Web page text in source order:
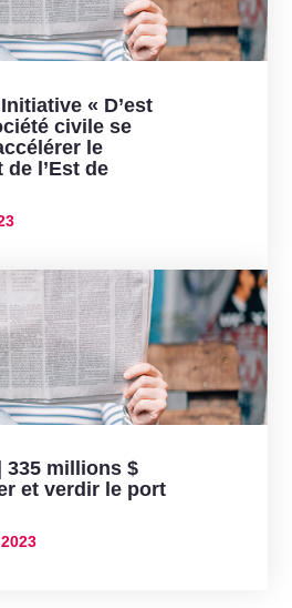
« D’est
civile se
le
l’Est de
335 millions $
et verdir le port